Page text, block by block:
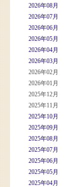
2026年08月
2026年07月
2026年06月
2026年05月
2026年04月
2026年03月
2026年02月
2026年01月
2025年12月
2025年11月
2025年10月
2025年09月
2025年08月
2025年07月
2025年06月
2025年05月
2025年04月